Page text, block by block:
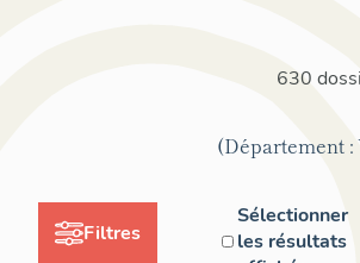
Filtres
630
(Département
Sélectionner
les résultats